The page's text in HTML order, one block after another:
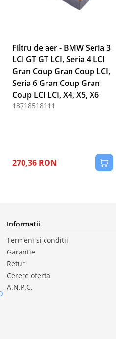
Filtru de aer - BMW Seria 3
LCI GT GT LCI, Seria 4 LCI
Gran Coup Gran Coup LCI,
Seria 6 Gran Coup Gran
Coup LCI LCI, X4, X5, X6
13718518111
270,36 RON
Informatii
Termeni si conditii
Garantie
Retur
Cerere oferta
A.N.P.C.